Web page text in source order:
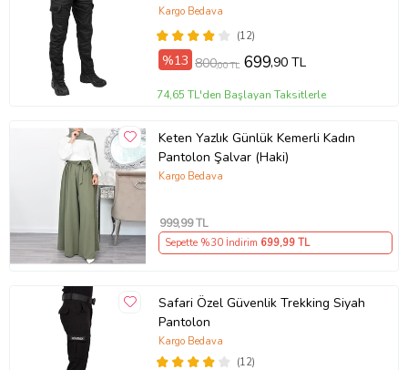
(12)
Kargo Bedava
%13 800,00 TL 699,90 TL
74,65 TL'den Başlayan Taksitlerle
Keten Yazlık Günlük Kemerli Kadın
Pantolon Şalvar (Haki)
Kargo Bedava
999,99 TL
Sepette %30 İndirim 699,99 TL
Safari Özel Güvenlik Trekking Siyah
Pantolon
(12)
Kargo Bedava